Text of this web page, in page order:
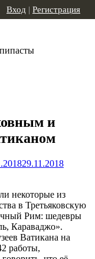
Вход | Регистрация
и
29.11.2018
некоторые из
в Третьяковскую
Рим: шедевры
Караваджо».
Ватикана на
работы,